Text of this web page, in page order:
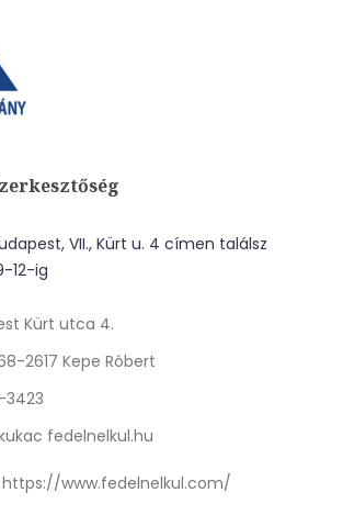
VII., Kürt u. 4 címen találsz
12-ig
Kürt utca 4.
2617 Kepe Róbert
3423
fedelnelkul.hu
https://www.fedelnelkul.com/